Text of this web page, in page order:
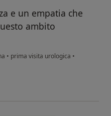
e un empatia che
ambito
• prima visita urologica •